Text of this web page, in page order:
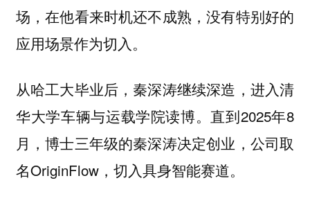
场，在他看来时机还不成熟，没有特别好的
应用场景作为切入。
从哈工大毕业后，秦深涛继续深造，进入清
华大学车辆与运载学院读博。直到2025年8
月，博士三年级的秦深涛决定创业，公司取
名OriginFlow，切入具身智能赛道。